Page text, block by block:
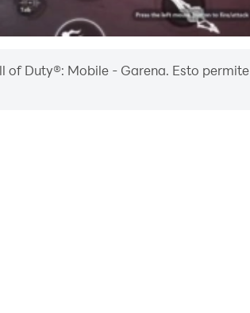
of Duty®: Mobile - Garena. Esto permite